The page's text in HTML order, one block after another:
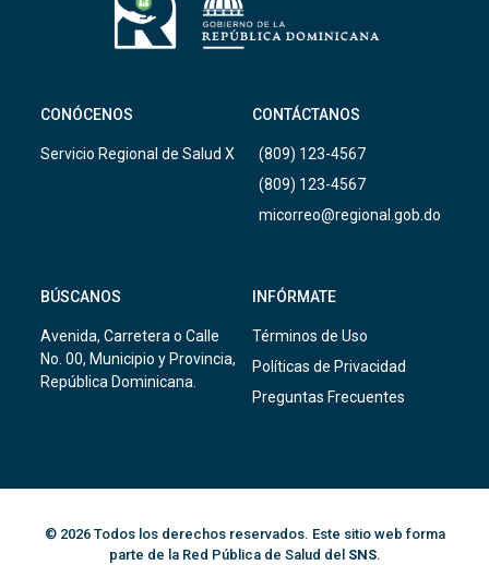
CONÓCENOS
Servicio Regional de Salud X
CONTÁCTANOS
(809) 123-4567
(809) 123-4567
micorreo@regional.gob.do
BÚSCANOS
Avenida, Carretera o Calle
No. 00, Municipio y Provincia,
República Dominicana.
INFÓRMATE
Términos de Uso
Políticas de Privacidad
Preguntas Frecuentes
© 2026 Todos los derechos reservados. Este sitio web forma
parte de la Red Pública de Salud del SNS.